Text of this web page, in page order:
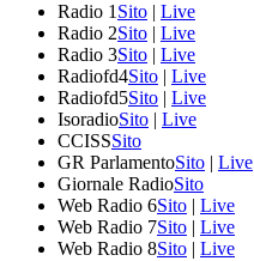
Radio 1 Sito | Live
Radio 2Sito | Live
Radio 3Sito | Live
Radiofd4Sito | Live
Radiofd5Sito | Live
IsoradioSito | Live
CCISSSito
GR ParlamentoSito | Live
Giornale RadioSito
Web Radio 6Sito | Live
Web Radio 7Sito | Live
Web Radio 8Sito | Live